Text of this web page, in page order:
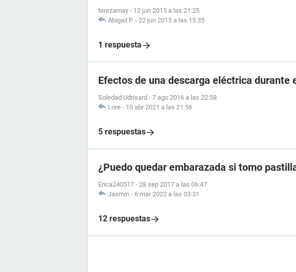
terezamay - 12 jun 2015 a las 21:25
Abigail P. - 22 jun 2015 a las 15:35
1 respuesta
Efectos de una descarga eléctrica durante
Soledad Udrisard - 7 ago 2016 a las 22:58
Lore - 10 abr 2021 a las 21:56
5 respuestas
¿Puedo quedar embarazada si tomo
Erica240517 - 28 sep 2017 a las 06:47
Jasmin - 6 mar 2022 a las 03:31
12 respuestas